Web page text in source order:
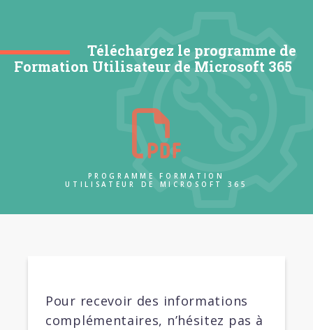
Téléchargez le programme de
Formation Utilisateur de Microsoft 365
PROGRAMME FORMATION
UTILISATEUR DE MICROSOFT 365
Pour recevoir des informations
complémentaires, n’hésitez pas à